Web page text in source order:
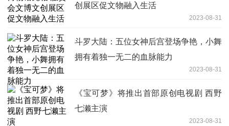
创展区促文物融入生活
2023-08-31
斗罗大陆：五位女神后宫登场争艳，小舞
拥有着独一无二的血脉能力
2023-08-31
《宝可梦》将推出首部原创电视剧 西野
七濑主演
2023-08-31